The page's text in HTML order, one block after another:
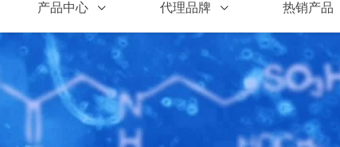
产品中心 代理品牌 热销产品